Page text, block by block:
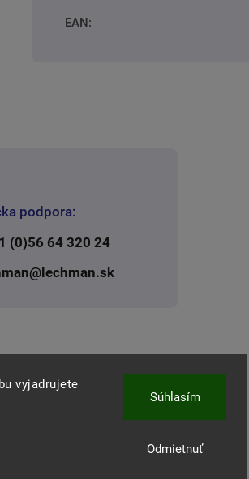
vyjadrujete
Odmietnuť
Súhlasím
EAN:
podpora:
(0)56 64 320 24